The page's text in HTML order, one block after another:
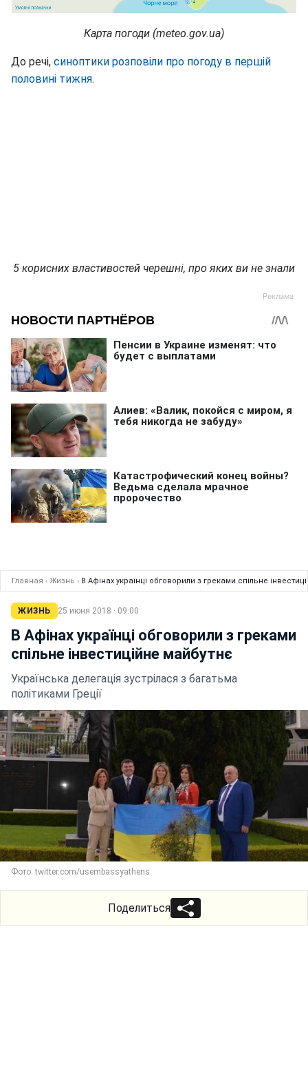
Карта погоди (meteo.gov.ua)
До речі, синоптики розповіли про погоду в першій
половині тижня.
5 корисних властивостей черешні, про яких ви не знали
Главная › Жизнь › В Афінах українці обговорили з греками спільне
ЖИЗНЬ 25 июня 2018 · 09:00
В Афінах українці обговорили з греками
спільне інвестиційне майбутнє
Українська делегація зустрілася з багатьма
політиками Греції
Фото: twitter.com/usembassyathens
Поделиться